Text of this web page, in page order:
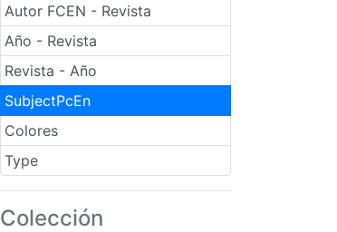
Autor FCEN - Revista
Año - Revista
Revista - Año
SubjectPcEn
Colores
Type
Colección